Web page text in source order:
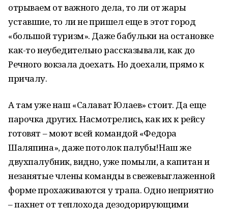
отрываем от важного дела, то ли от жары
уставшие, то ли не пришел еще в этот город
«большой туризм». Даже бабульки на остановке
как-то неубедительно рассказывали, как до
Речного вокзала доехать. Но доехали, прямо к
причалу.
А там уже наш «Салават Юлаев» стоит. Да еще
парочка других. Насмотрелись, как их к рейсу
готовят – моют всей командой «Федора
Шаляпина», даже потолок палубы!Наш же
двухпалубник, видно, уже помыли, а капитан и
незанятые члены команды в свежевыглаженной
форме прохаживаются у трапа. Одно неприятно
– пахнет от теплохода дезодорирующими